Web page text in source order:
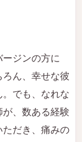
ジンの方に
ん、幸せな彼
でも、なれな
、数ある経験
ただき、痛みの